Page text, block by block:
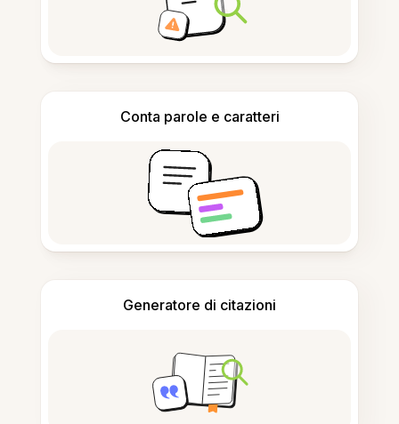
Conta parole e caratteri
Generatore di citazioni